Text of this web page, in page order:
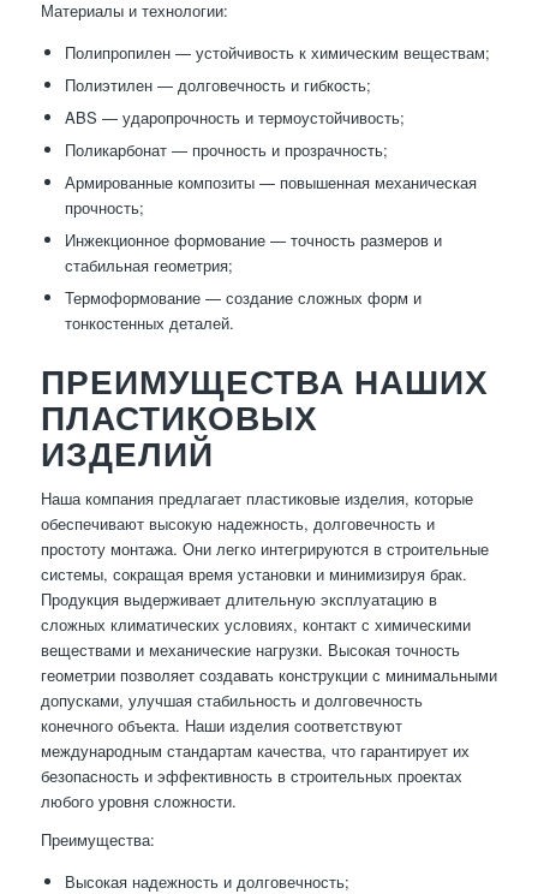
Материалы и технологии:
Полипропилен — устойчивость к химическим веществам;
Полиэтилен — долговечность и гибкость;
ABS — ударопрочность и термоустойчивость;
Поликарбонат — прочность и прозрачность;
Армированные композиты — повышенная механическая
прочность;
Инжекционное формование — точность размеров и
стабильная геометрия;
Термоформование — создание сложных форм и
тонкостенных деталей.
ПРЕИМУЩЕСТВА НАШИХ
ПЛАСТИКОВЫХ
ИЗДЕЛИЙ
Наша компания предлагает пластиковые изделия, которые
обеспечивают высокую надежность, долговечность и
простоту монтажа. Они легко интегрируются в строительные
системы, сокращая время установки и минимизируя брак.
Продукция выдерживает длительную эксплуатацию в
сложных климатических условиях, контакт с химическими
веществами и механические нагрузки. Высокая точность
геометрии позволяет создавать конструкции с минимальными
допусками, улучшая стабильность и долговечность
конечного объекта. Наши изделия соответствуют
международным стандартам качества, что гарантирует их
безопасность и эффективность в строительных проектах
любого уровня сложности.
Преимущества:
Высокая надежность и долговечность;